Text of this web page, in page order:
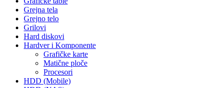
Grejna tela
Grejno telo
Grilovi
Hard diskovi
Hardver i Komponente
Grafičke karte
Matične ploče
Procesori
HDD (Mobile)